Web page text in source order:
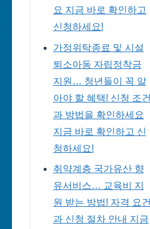
요 지금 바로 확인하고
신청하세요!
가정위탁종료 및 시설
퇴소아동 자립정착금
지원… 청년들이 꼭 알
아야 할 혜택! 신청 조건
과 방법을 확인하세요
지금 바로 확인하고 신
청하세요!
취약계층 국가유산 향
유서비스… 교육비 지
원 받는 방법! 자격 요건
과 신청 절차 안내 지금